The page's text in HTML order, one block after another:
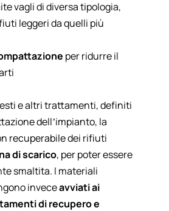
vagli di diversa tipologia,
leggeri da quelli più
per ridurre il
e altri trattamenti, definiti
dell’impianto, la
recuperabile dei rifiuti
di scarico, per poter essere
smaltita. I materiali
inveceavviati ai
di recupero e